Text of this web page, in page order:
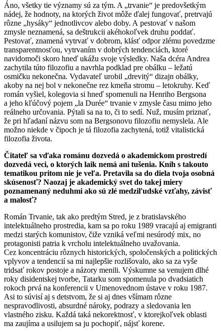
Áno, všetky tie významy sú za tým. A „trvanie“ je predovšetkým
nádej, že hodnoty, na ktorých život môže ďalej fungovať, pretrvajú
rôzne „hysáky“ jednotlivcov alebo doby. A pestovať v našom
zmysle neznamená, sa deštrukcii akéhokoľvek druhu poddať.
Pestovať, znamená vytrvať v dobrom, klásť odpor zlému povedzme
transparentnosťou, vytrvaním v dobrých tendenciách, ktoré
navidomoči skoro hneď ukážu svoje výsledky. Naša dcéra Andrea
zachytila túto filozofiu a navrhla podklad pre obálku – ležatú
osmičku nekonečna. Vydavateľ urobil „drevitý“ dizajn obálky,
akoby na nej bol v nekonečne rez kmeňa stromu – letokruhy. Keď
román vyšiel, kolegovia si hneď spomenuli na Henriho Bergsona
a jeho kľúčový pojem „la Durée“ trvanie v zmysle času mimo jeho
reálneho určovania. Pýtali sa na to, či to sedí. Nuž, musím priznať,
že pri hľadaní názvu som na Bergsonovu filozofiu nemyslela. Ale
možno niekde v čipoch je tá filozofia zachytená, totiž vitalistická
filozofia života.
Čitateľ sa vďaka románu dozvedá o akademickom prostredí
dozvedá veci, o ktorých laik nemá ani tušenia. Kníh s takouto
tematikou pritom nie je veľa. Pretavila sa do diela tvoja osobná
skúsenosť? Naozaj je akademický svet do takej miery
poznamenaný neduhmi ako sú zlé medziľudské vzťahy, závisť
a malosť?
Román Trvanie, tak ako predtým Stred, je z bratislavského
intelektuálneho prostredia, kam sa po roku 1989 vracajú aj emigranti
medzi starých komunistov, čiže vzniká veľmi nesúrodý mix, no
protagonisti patria k vrcholu intelektuálneho uvažovania.
Cez koncentráciu rôznych historických, spoločenských a politických
vplyvov a tendencií sa mi najlepšie rozlišovalo, ako sa za vyše
tridsať rokov postoje a názory menili. Výskumne sa venujem dlhé
roky disidentskej tvorbe, Tatarku som spomenula po dvadsiatich
rokoch prvá na konferencii v Umenovednom ústave v roku 1987.
Asi to súvisí aj s detstvom, že si aj dnes všímam rôzne
nespravodlivosti, absurdné nároky, podrazy a sledovania len
vlastného zisku. Každá taká nekorektnosť, v ktorejkoľvek oblasti
ma zaujíma a usilujem sa ju pochopiť, nájsť korene.